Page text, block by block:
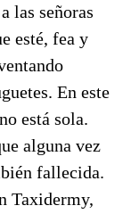
las señoras
esté, fea y
En este
está sola.
alguna vez
fallecida.
Taxidermy,